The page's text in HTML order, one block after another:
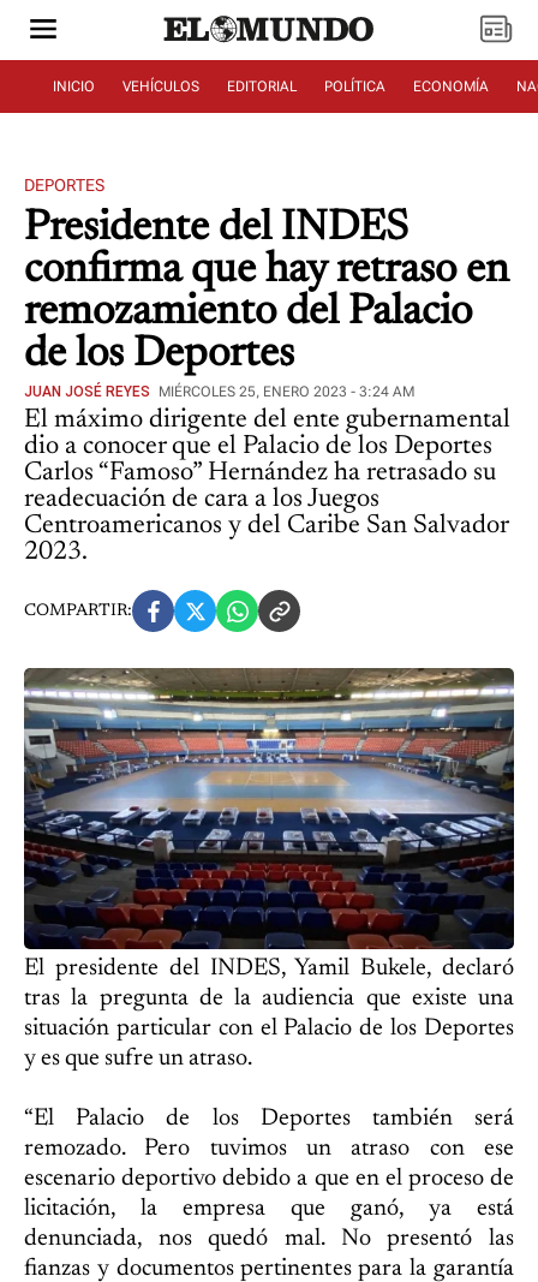
INICIO VEHÍCULOS EDITORIAL POLÍTICA ECONOMÍA
DEPORTES
Presidente del INDES
confirma que hay retraso en
remozamiento del Palacio
de los Deportes
JUAN JOSÉ REYES MIÉRCOLES 25, ENERO 2023 - 3:24 AM
El máximo dirigente del ente gubernamental
dio a conocer que el Palacio de los Deportes
Carlos “Famoso” Hernández ha retrasado su
readecuación de cara a los Juegos
Centroamericanos y del Caribe San Salvador
2023.
COMPARTIR:
El presidente del INDES, Yamil Bukele, declaró
tras la pregunta de la audiencia que existe una
situación particular con el Palacio de los Deportes
y es que sufre un atraso.
“El Palacio de los Deportes también será
remozado. Pero tuvimos un atraso con ese
escenario deportivo debido a que en el proceso de
licitación, la empresa que ganó, ya está
denunciada, nos quedó mal. No presentó las
fianzas y documentos pertinentes para la garantía